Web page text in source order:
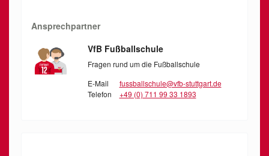
Ansprechpartner
VfB Fußballschule
Fragen rund um die Fußballschule
E-Mail
fussballschule@vfb-stuttgart.de
Telefon
+49 (0) 711 99 33 1893